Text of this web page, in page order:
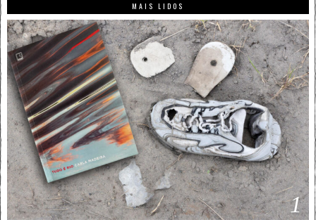
MAIS LIDOS
1